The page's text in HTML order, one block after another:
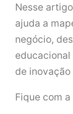
Nesse
ajuda a
negócio,
educacional
de
Fique com